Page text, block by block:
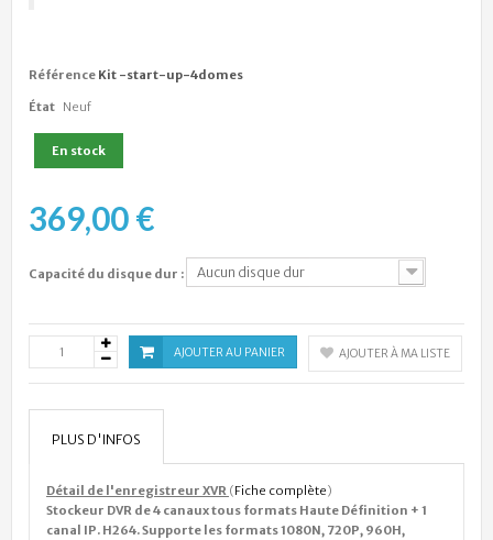
Référence Kit -start-up-4domes
État Neuf
En stock
369,00 €
Capacité du disque dur : Aucun disque dur
AJOUTER AU PANIER AJOUTER À MA LISTE
PLUS D'INFOS
Détail de l'enregistreur XVR (Fiche complète)
Stockeur DVR de 4 canaux tous formats Haute Définition + 1
canal IP. H264. Supporte les formats 1080N, 720P, 960H,